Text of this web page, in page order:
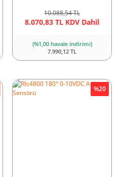
10.088,54 TL
8.070,83 TL KDV Dahil
(%1,00 havale indirimi)
7.990,12 TL
%20